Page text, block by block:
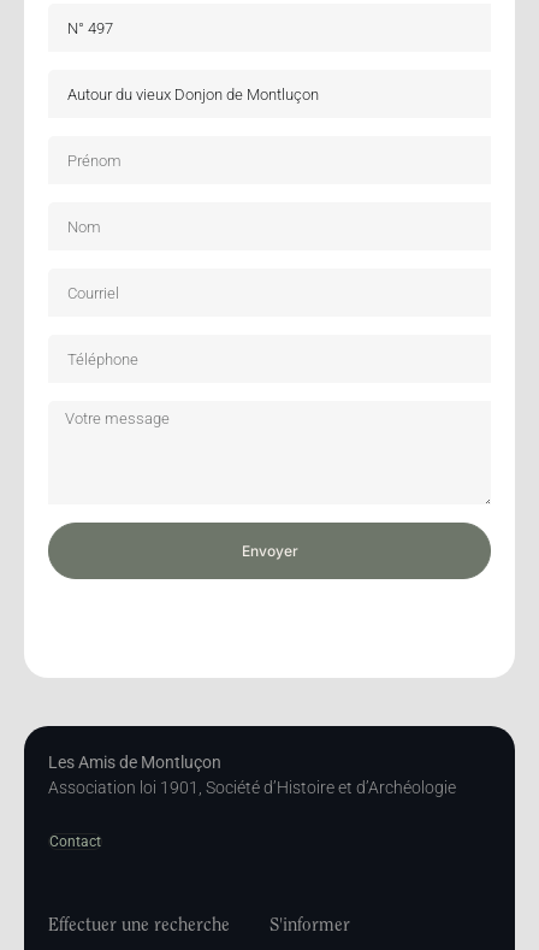
Envoyer
Les Amis de Montluçon
Association loi 1901, Société d’Histoire et d’Archéologie
Contact
Effectuer une recherche S'informer